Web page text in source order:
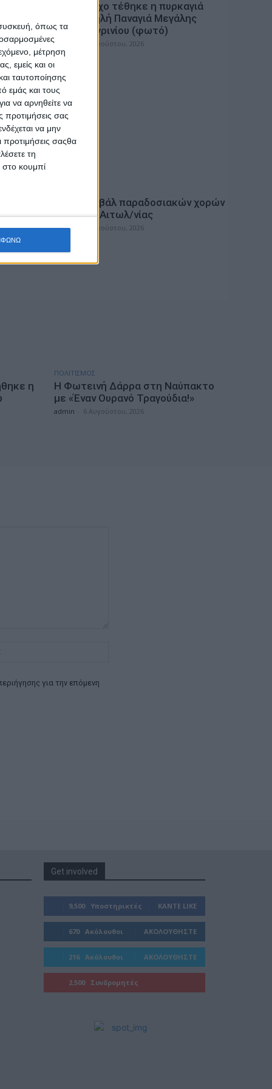
όπως τα
μέτρηση
εμείς και οι
ταυτοποίησης
εμάς και τους
να αρνηθείτε να
προτιμήσεις σας
να μην
προτιμήσεις σαςθα
τη
στο κουμπί
σε
Υπό έλεγχο τέθηκε η πυρκαγιά
στην Υψηλή Παναγιά Μεγάλης
Χώρας Αγρινίου (φωτό)
admin 6 Αυγούστου, 2026
6ο φεστιβάλ παραδοσιακών χορών
Μενιδίου Αιτωλ/νίας
admin 6 Αυγούστου, 2026
η
ΠΟΛΙΤΙΣΜΟΣ
Η Φωτεινή Δάρρα στη Ναύπακτο
με «Έναν Ουρανό Τραγούδια!»
admin 6 Αυγούστου, 2026
για την επόμενη
Get involved
9,500 Υποστηρικτές ΚΆΝΤΕ LIKE
670 Ακόλουθοι ΑΚΟΛΟΥΘΉΣΤΕ
216 Ακόλουθοι ΑΚΟΛΟΥΘΉΣΤΕ
2,500 Συνδρομητές